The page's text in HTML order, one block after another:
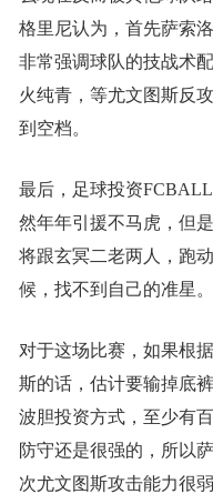
格里尼认为，首先萨索
非常强调球队的技战术
火纯青，等尤文图斯反
到空档。
最后，足球投资
然年年引援不马虎，但
将跟玄冥二老两人，跑
候，找不到自己的准星。
对于这场比赛，如果根
斯的话，估计要输掉底
波胆投资方式，至少有
防守还是很强的，所以
次尤文图斯攻击能力很